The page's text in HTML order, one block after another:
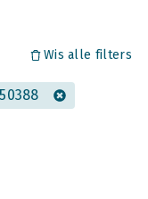
Wis alle filters